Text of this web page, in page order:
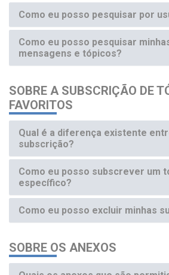
Como eu posso pesquisar por
Como eu posso pesquisar
mensagens e tópicos?
SOBRE A SUBSCRIÇÃO DE
FAVORITOS
Qual é a diferença existente
subscrição?
Como eu posso subscrever um
específico?
Como eu posso excluir minhas
SOBRE OS ANEXOS